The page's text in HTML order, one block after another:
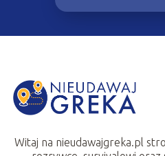
Witaj na nieudawajgreka.pl